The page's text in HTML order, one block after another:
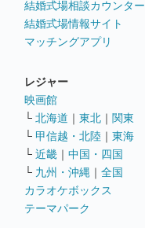
結婚式場相談カウンター
結婚式場情報サイト
マッチングアプリ
レジャー
映画館
└ 北海道 ｜ 東北 ｜ 関東
└ 甲信越・北陸 ｜ 東海
└ 近畿 ｜ 中国・四国
└ 九州・沖縄 ｜ 全国
カラオケボックス
テーマパーク